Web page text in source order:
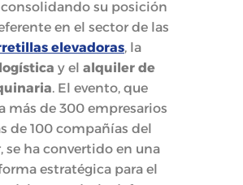
su posición
en el sector de las
elevadoras, la
y elalquiler de
. El evento, que
más de 300 empresarios
de 100 compañías del
se ha convertido en una
estratégica para el